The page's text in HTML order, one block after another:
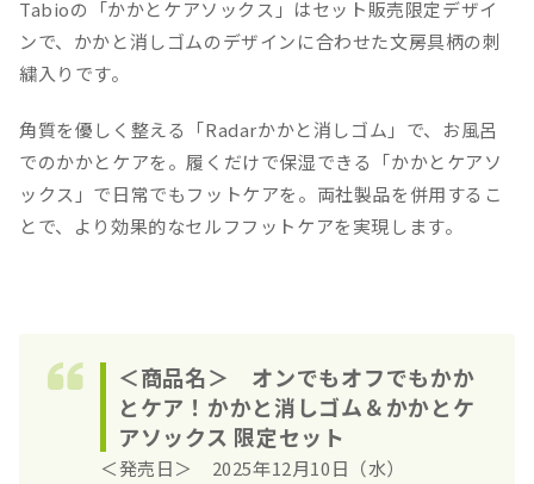
Tabioの「かかとケアソックス」はセット販売限定デザイ
ンで、かかと消しゴムのデザインに合わせた文房具柄の刺
繍入りです。
角質を優しく整える「Radarかかと消しゴム」で、お風呂
でのかかとケアを。履くだけで保湿できる「かかとケアソ
ックス」で日常でもフットケアを。両社製品を併用するこ
とで、より効果的なセルフフットケアを実現します。
＜商品名＞ オンでもオフでもかか
とケア！かかと消しゴム＆かかとケ
アソックス 限定セット
＜発売日＞ 2025年12月10日（水）